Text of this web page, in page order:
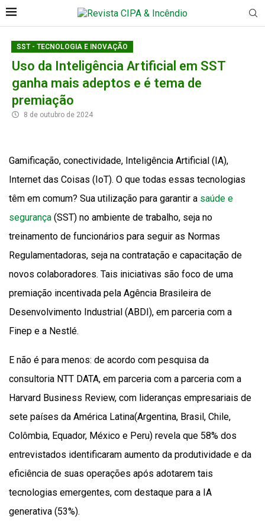
SST - TECNOLOGIA E INOVAÇÃO
Uso da Inteligência Artificial em SST
ganha mais adeptos e é tema de
premiação
8 de outubro de 2024
Gamificação, conectividade, Inteligência Artificial (IA),
Internet das Coisas (IoT). O que todas essas tecnologias
têm em comum? Sua utilização para garantir a saúde e
segurança (SST) no ambiente de trabalho, seja no
treinamento de funcionários para seguir as Normas
Regulamentadoras, seja na contratação e capacitação de
novos colaboradores. Tais iniciativas são foco de uma
premiação incentivada pela Agência Brasileira de
Desenvolvimento Industrial (ABDI), em parceria com a
Finep e a Nestlé.
E não é para menos: de acordo com pesquisa da
consultoria NTT DATA, em parceria com a parceria com a
Harvard Business Review, com lideranças empresariais de
sete países da América Latina(Argentina, Brasil, Chile,
Colômbia, Equador, México e Peru) revela que 58% dos
entrevistados identificaram aumento da produtividade e da
eficiência de suas operações após adotarem tais
tecnologias emergentes, com destaque para a IA
generativa (53%).